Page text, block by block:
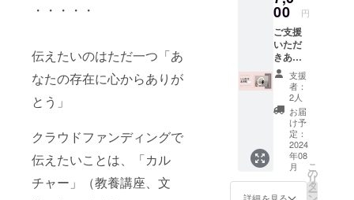
・・・・・
伝えたいのはただ一つ「あ
なたの存在に心からありが
とう」
クラウドファンディングで
伝えたいことは、「カル
チャー」（教養講座、文
てしま
う恐れ
があり
ますの
で、取
り扱い
にはご
注意く
ださ
い。 ※
コー
ティン
グによ
り生活
防水が
色・金
属アレ
ルギー
の方は
ご注意
くださ
い。 ※
花は紙
で出来
ていま
す。
コー
ティン
グを施
してあ
ります
長
70cm
《使用
素材》
紙・紙
専用
コー
ティン
グ剤・
ガラス
玉・カ
ヤナイ
トのさ
ざれ
石・
メッキ
花の部
分の素
材は紙
で出来
ていま
す。 仕
上げに
専用ニ
スによ
るコー
ティン
グを施
してい
ますの
で、軽
くて丈
りま
す。
《サイ
ズ》 額
外枠サ
イズ
27.2cm
×22cm
×4cm
メール
にてご
連絡致
します
※ご住所
にお間
違いの
ないよ
うお願
いいた
しま
す。 制
作～お
届けま
選びい
ただけ
ます ※
オンラ
インに
て打合
せ ※詳
細につ
いては
別途
メール
にてご
連絡致
します
※ご住所
きま
す。 ご
都合が
よろし
ければ
リター
ンの額
に上乗
せし
て、ご
支援頂
けます
と大変
嬉しい
です。 -
実際に
コン
クール
に出展
した作
品を、
一冊の
冊子に
まとめ
た作品
集で
す。 ※
ご住所
にお間
違いの
ないよ
00 円
ご支援
いただ
きあり
がとう
ござい
ます。
●対談
LIVE出
演権
コン
クール
当日ま
での期
間内
支援
者：
2人
お届
け予
定：
2024
年08
月
こ
の
リ
タ
ー